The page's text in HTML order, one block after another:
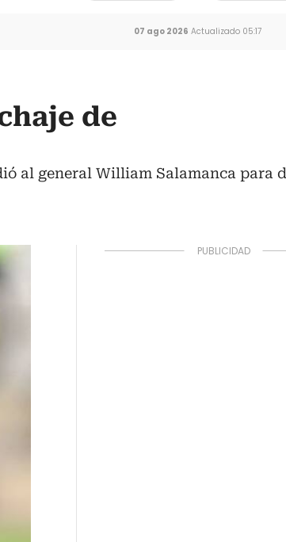
07 ago 2026 Actualizado 05:17
de
al general William Salamanca para